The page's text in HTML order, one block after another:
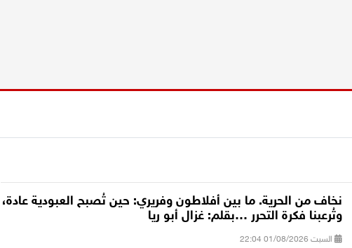
نخاف من الحرية. ما بين أفلاطون وفريري: حين تُصبح العبودية عادة،
وتُرعبنا فكرة التحرر …بقلم: غزال أبو ريا
السبت 01/08/2026 22:04